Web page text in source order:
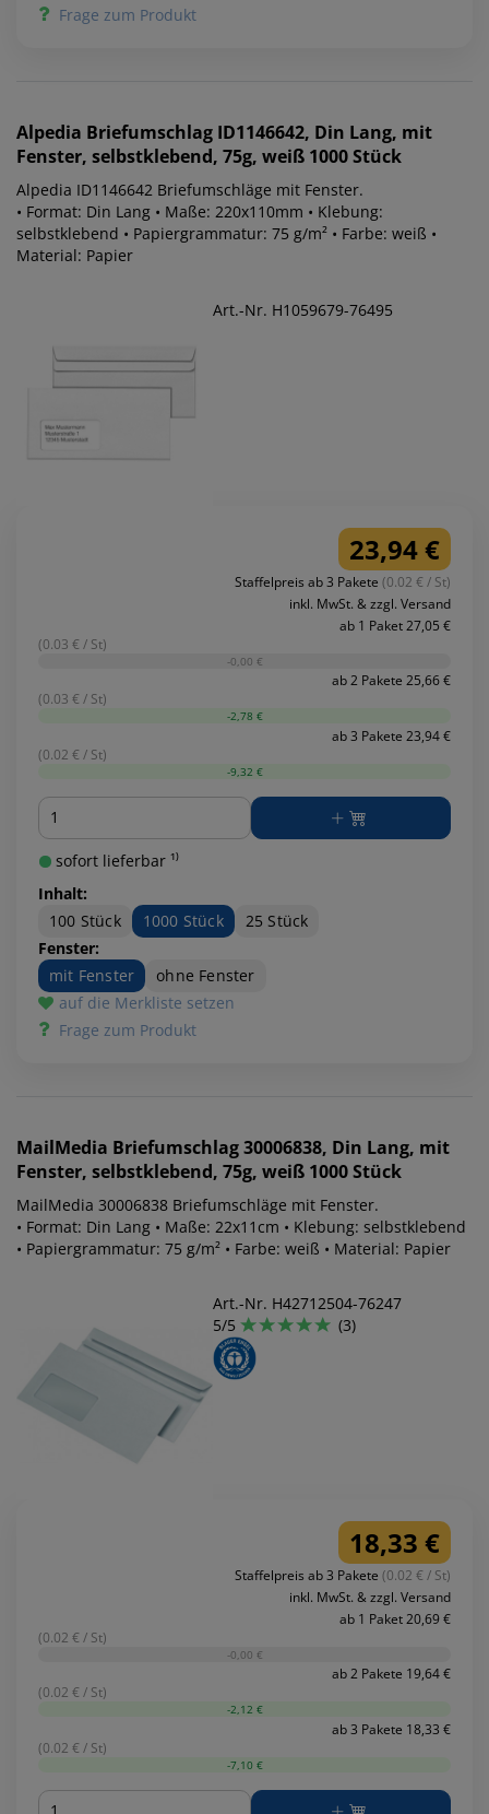
Frage zum Produkt
Alpedia Briefumschlag ID1146642, Din Lang, mit
Fenster, selbstklebend, 75g, weiß 1000 Stück
Alpedia ID1146642 Briefumschläge mit Fenster.
• Format: Din Lang • Maße: 220x110mm • Klebung:
selbstklebend • Papiergrammatur: 75 g/m² • Farbe: weiß •
Material: Papier
Art.-Nr. H1059679-76495
23,94 €
Staffelpreis ab 3 Pakete (0.02 € / St)
inkl. MwSt. & zzgl. Versand
ab 1 Paket 27,05 €
(0.03 € / St)
-0,00 €
ab 2 Pakete 25,66 €
(0.03 € / St)
-2,78 €
ab 3 Pakete 23,94 €
(0.02 € / St)
-9,32 €
Menge
sofort lieferbar ¹⁾
Inhalt:
100 Stück
1000 Stück
25 Stück
Fenster:
mit Fenster
ohne Fenster
auf die Merkliste setzen
Frage zum Produkt
MailMedia Briefumschlag 30006838, Din Lang, mit
Fenster, selbstklebend, 75g, weiß 1000 Stück
MailMedia 30006838 Briefumschläge mit Fenster.
• Format: Din Lang • Maße: 22x11cm • Klebung: selbstklebend
• Papiergrammatur: 75 g/m² • Farbe: weiß • Material: Papier
Art.-Nr. H42712504-76247
5/5
(3)
18,33 €
Staffelpreis ab 3 Pakete (0.02 € / St)
inkl. MwSt. & zzgl. Versand
ab 1 Paket 20,69 €
(0.02 € / St)
-0,00 €
ab 2 Pakete 19,64 €
(0.02 € / St)
-2,12 €
ab 3 Pakete 18,33 €
(0.02 € / St)
-7,10 €
Menge